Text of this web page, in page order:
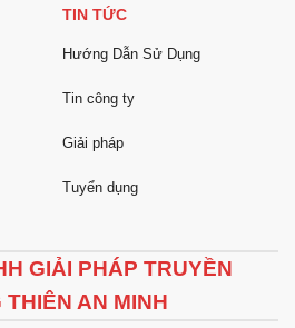
TIN TỨC
Hướng Dẫn Sử Dụng
Tin công ty
Giải pháp
Tuyển dụng
GIẢI PHÁP TRUYỀN
THIÊN AN MINH